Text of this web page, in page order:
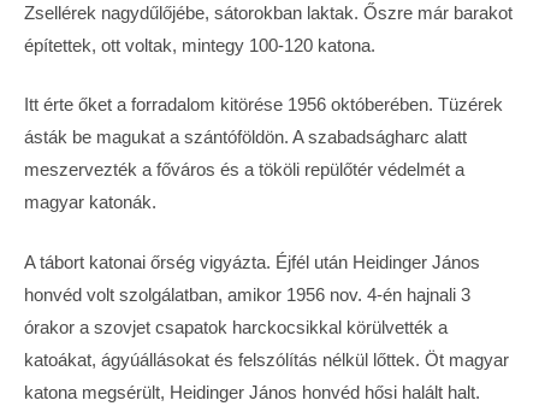
Zsellérek nagydűlőjébe, sátorokban laktak. Őszre már barakot
építettek, ott voltak, mintegy 100-120 katona.
Itt érte őket a forradalom kitörése 1956 októberében. Tüzérek
ásták be magukat a szántóföldön. A szabadságharc alatt
meszervezték a főváros és a tököli repülőtér védelmét a
magyar katonák.
A tábort katonai őrség vigyázta. Éjfél után Heidinger János
honvéd volt szolgálatban, amikor 1956 nov. 4-én hajnali 3
órakor a szovjet csapatok harckocsikkal körülvették a
katoákat, ágyúállásokat és felszólítás nélkül lőttek. Öt magyar
katona megsérült, Heidinger János honvéd hősi halált halt.